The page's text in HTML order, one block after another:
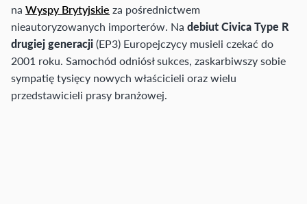
na Wyspy Brytyjskie za pośrednictwem
nieautoryzowanych importerów. Na debiut Civica Type R
drugiej generacji(EP3) Europejczycy musieli czekać do
2001 roku. Samochód odniósł sukces, zaskarbiwszy sobie
sympatię tysięcy nowych właścicieli oraz wielu
przedstawicieli prasy branżowej.